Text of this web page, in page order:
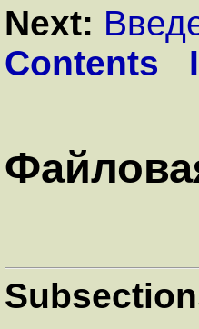
Next:
Contents